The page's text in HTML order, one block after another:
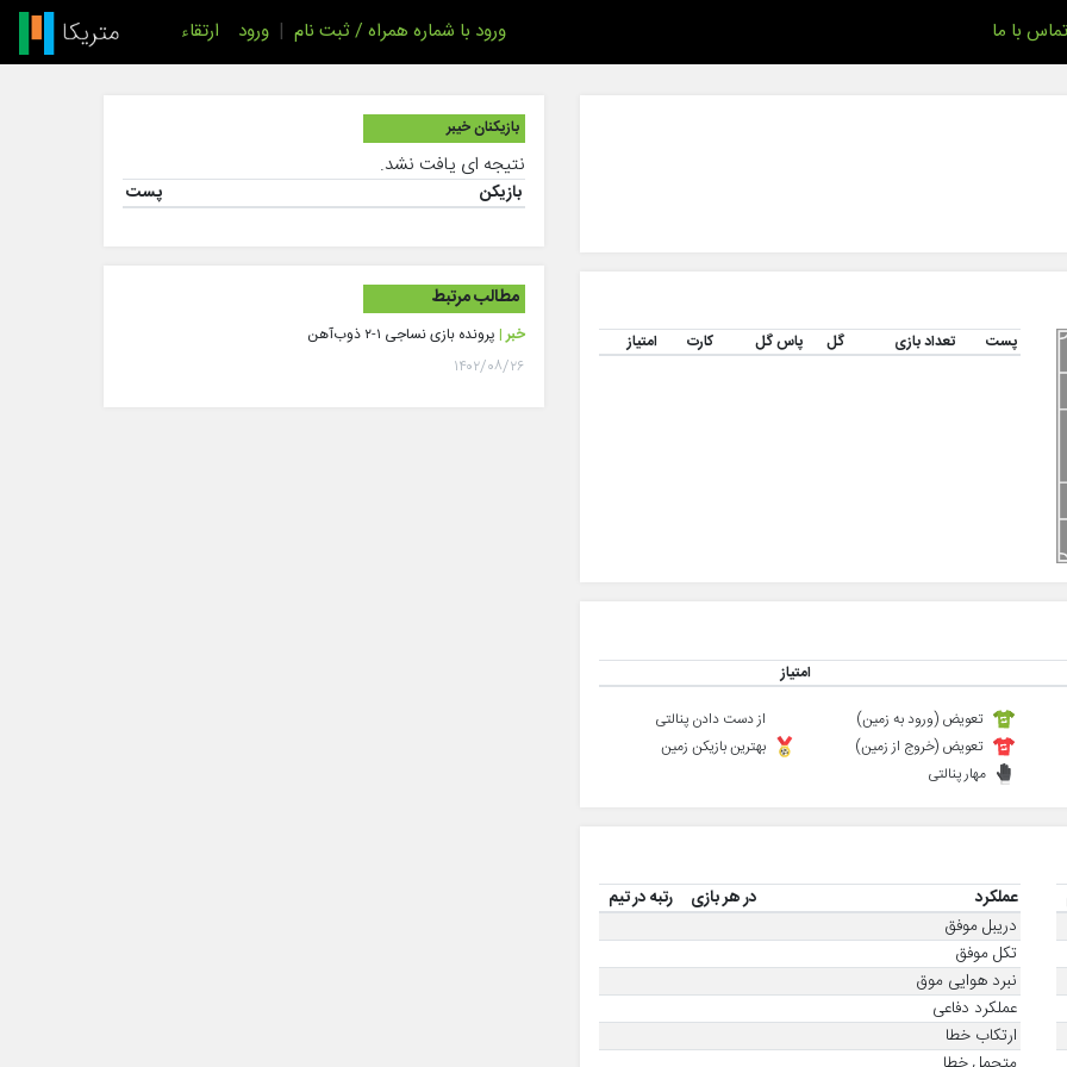
تماس با ما ورود با شماره همراه / ثبت نام | ورود ارتقاء
پست تعداد بازی گل پاس گل کارت امتیاز
امتیاز
تعویض (ورود به زمین)
تعویض (خروج از زمین)
مهار پنالتی
از دست دادن پنالتی
بهترین بازیکن زمین
عملکرد در هر بازی
رتبه در تیم
دریبل موفق
تکل موفق
نبرد هوایی موق
عملکرد دفاعی
ارتکاب خطا
بازیکنان خیبر
نتیجه ای یافت نشد.
بازیکن پست
مطالب مرتبط
خبر | پرونده بازی نساجی ۱-۲ ذوب‌آهن
۱۴۰۲/۰۸/۲۶